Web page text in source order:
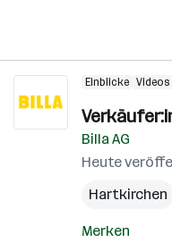
Einblicke Videos
Billa AG
Heute
Hartkirchen
Merken